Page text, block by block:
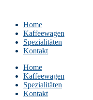
Home
Kaffeewagen
Spezialitäten
Kontakt
Home
Kaffeewagen
Spezialitäten
Kontakt